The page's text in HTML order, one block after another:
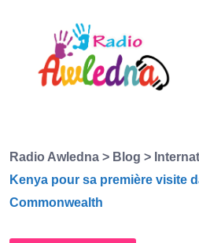
Radio Awledna > Blog >
Kenya pour sa première visite
Commonwealth